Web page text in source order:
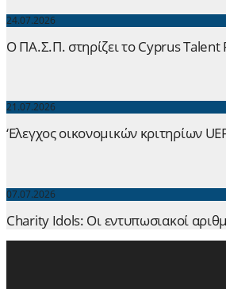
24.07.2026
Ο ΠΑ.Σ.Π. στηρίζει το Cyprus Talent
21.07.2026
‘Ελεγχος οικονομικών κριτηρίων
07.07.2026
Charity Idols: Οι εντυπωσιακοί